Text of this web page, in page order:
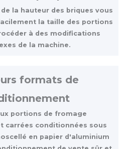
la hauteur des briques vous
la taille des portions
à des modifications
de la machine.
formats de
portions de fromage
carrées conditionnées sous
en papier d'aluminium